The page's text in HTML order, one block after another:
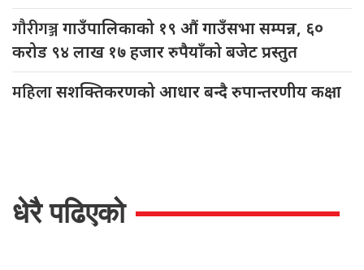
गौरीगञ्जगाउँपालिकाको १९ औं गाउँसभा सम्पन्न, ६०
करोड ९४ लाख १७ हजार रुपैयाँको बजेट प्रस्तुत
महिलासशक्तिकरणको आधार बन्दै रुपान्तरणीय कक्षा
धेरै पढिएको